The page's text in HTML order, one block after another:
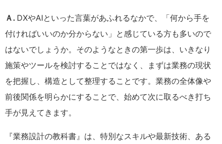
Ａ. DXやAIといった言葉があふれるなかで、「何から手を
付ければいいのか分からない」と感じている方も多いので
はないでしょうか。そのようなときの第一歩は、いきなり
施策やツールを検討することではなく、まずは業務の現状
を把握し、構造として整理することです。業務の全体像や
前後関係を明らかにすることで、始めて次に取るべき打ち
手が見えてきます。
『業務設計の教科書』は、特別なスキルや最新技術、ある